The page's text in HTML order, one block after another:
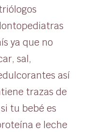
ya que no
sal,
así
trazas de
tu bebé es
e leche